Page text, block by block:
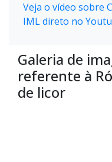
Veja o vídeo sobre
IML direto no
Galeria de
referente à
de licor